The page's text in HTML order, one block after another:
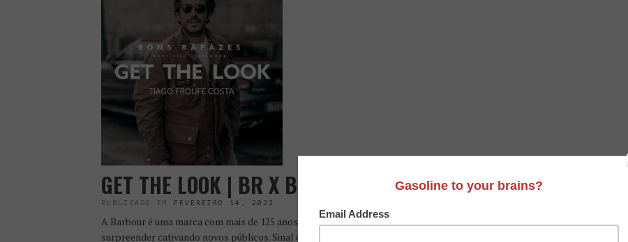
GET THE LOOK | BR X BARBOUR INTERNATIONAL
PUBLICADO EM FEVEREIRO 14, 2022
A Barbour é uma marca com mais de 125 anos de história que tem conseguido elevar-se ao longo dos tempos e
surpreender cativando novos públicos. Sinal disto mesmo é a […]